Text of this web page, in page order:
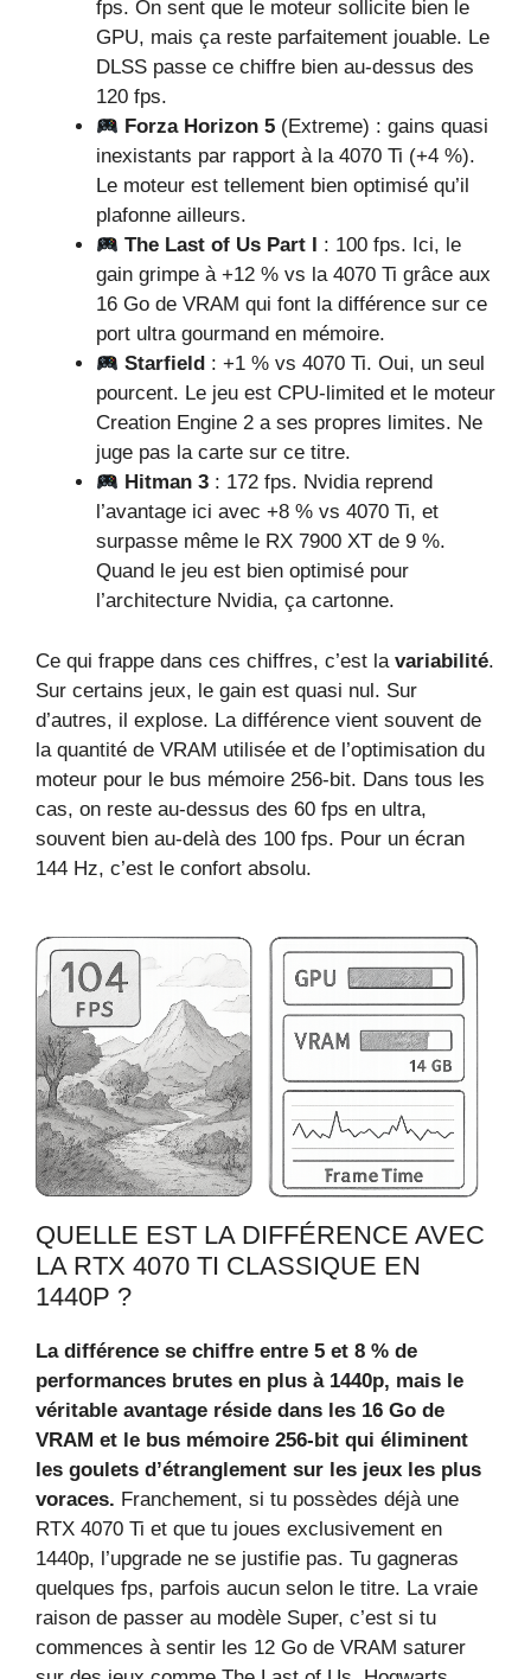
fps. On sent que le moteur sollicite bien le
GPU, mais ça reste parfaitement jouable. Le
DLSS passe ce chiffre bien au-dessus des
120 fps.
Forza Horizon 5 (Extreme) : gains quasi
inexistants par rapport à la 4070 Ti (+4 %).
Le moteur est tellement bien optimisé qu’il
plafonne ailleurs.
The Last of Us Part I
: 100 fps. Ici, le
gain grimpe à +12 % vs la 4070 Ti grâce aux
16 Go de VRAM qui font la différence sur ce
port ultra gourmand en mémoire.
Starfield : +1 % vs 4070 Ti. Oui, un seul
pourcent. Le jeu est CPU-limited et le moteur
Creation Engine 2 a ses propres limites. Ne
juge pas la carte sur ce titre.
Hitman 3 : 172 fps. Nvidia reprend
l’avantage ici avec +8 % vs 4070 Ti, et
surpasse même le RX 7900 XT de 9 %.
Quand le jeu est bien optimisé pour
l’architecture Nvidia, ça cartonne.
Ce qui frappe dans ces chiffres, c’est la variabilité.
Sur certains jeux, le gain est quasi nul. Sur
d’autres, il explose. La différence vient souvent de
la quantité de VRAM utilisée et de l’optimisation du
moteur pour le bus mémoire 256-bit. Dans tous les
cas, on reste au-dessus des 60 fps en ultra,
souvent bien au-delà des 100 fps. Pour un écran
144 Hz, c’est le confort absolu.
QUELLE EST LA DIFFÉRENCE AVEC
LA RTX 4070 TI CLASSIQUE EN
1440P ?
La différence se chiffre entre 5 et 8 % de
performances brutes en plus à 1440p, mais le
véritable avantage réside dans les 16 Go de
VRAM et le bus mémoire 256-bit qui éliminent
les goulets d’étranglement sur les jeux les plus
voraces. Franchement, si tu possèdes déjà une
RTX 4070 Ti et que tu joues exclusivement en
1440p, l’upgrade ne se justifie pas. Tu gagneras
quelques fps, parfois aucun selon le titre. La vraie
raison de passer au modèle Super, c’est si tu
commences à sentir les 12 Go de VRAM saturer